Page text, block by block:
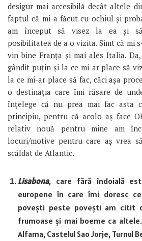
desigur mai accesibilă decât altele
faptul că mi-a făcut cu ochiul și
am început să visez la ea și
posibilitatea de a o vizita. Simt că mi
vin bine Franța și mai ales Italia.
gândit puțin și la ce mi-ar place să
la ce mi-ar place să fac, căci așa
o destinația care îmi răsare de
înțelege că nu prea mai fac asta
principiu, pentru că acolo aș face
relativ nouă pentru mine am
locuri/motive pentru care aș vrea
scăldat de Atlantic.
Lisabona, care fără îndoială
europene în care îmi doresc
povești peste povești am citit
frumoase și mai boeme ca
Alfama, Castelul Sao Jorje, Turnul